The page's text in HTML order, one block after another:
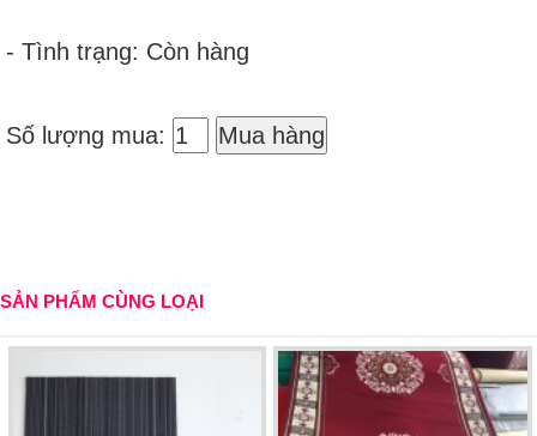
- Tình trạng: Còn hàng
Số lượng mua: Mua hàng
SẢN PHẨM CÙNG LOẠI